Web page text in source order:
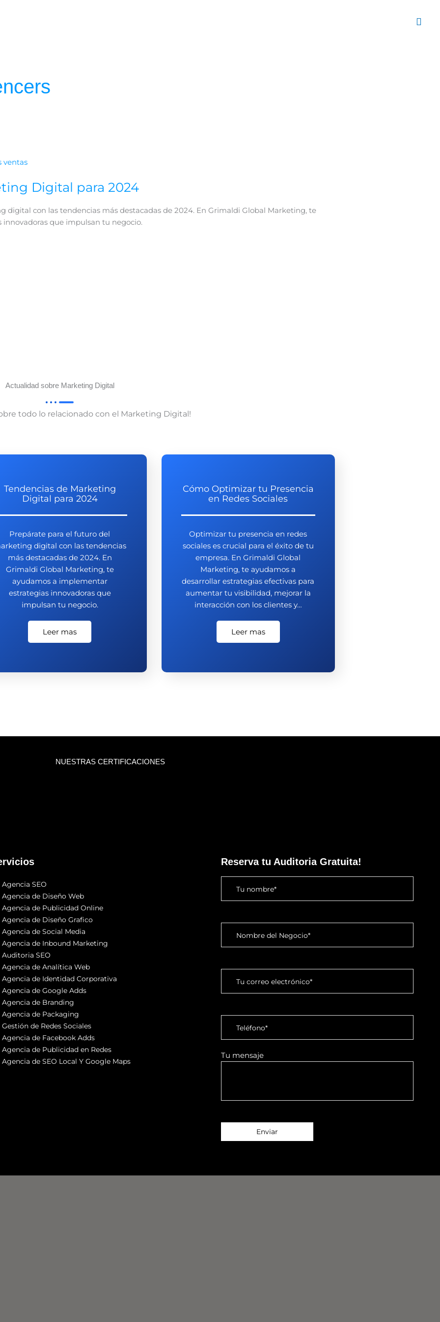
Digital para 2024
digital con las tendencias más destacadas de 2024. En Grimaldi Global Marketing, te
que impulsan tu negocio.
Actualidad sobre Marketing Digital
todo lo relacionado con el Marketing Digital!
Tendencias de Marketing
Digital para 2024
Prepárate para el futuro del
digital con las tendencias
más destacadas de 2024. En
Grimaldi Global Marketing, te
ayudamos a implementar
estrategias innovadoras que
impulsan tu negocio.
Leer mas
Cómo Optimizar tu Presencia
en Redes Sociales
Optimizar tu presencia en redes
sociales es crucial para el éxito de tu
empresa. En Grimaldi Global
Marketing, te ayudamos a
desarrollar estrategias efectivas para
aumentar tu visibilidad, mejorar la
interacción con los clientes y…
Leer mas
NUESTRAS CERTIFICACIONES
Agencia SEO
Agencia de Diseño Web
Agencia de Publicidad Online
Agencia de Diseño Grafico
Agencia de Social Media
Agencia de Inbound Marketing
Auditoria SEO
Agencia de Analítica Web
Agencia de Identidad Corporativa
Agencia de Google Adds
Agencia de Branding
Agencia de Packaging
Gestión de Redes Sociales
Agencia de Facebook Adds
Agencia de Publicidad en Redes
Agencia de SEO Local Y Google Maps
Reserva tu Auditoria Gratuita!
Tu mensaje